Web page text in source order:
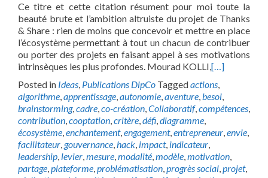
Ce titre et cette citation résument pour moi toute la
beauté brute et l’ambition altruiste du projet de Thanks
& Share : rien de moins que concevoir et mettre en place
l’écosystème permettant à tout un chacun de contribuer
ou porter des projets en faisant appel à ses motivations
intrinsèques les plus profondes. Mourad KOLLI,[…]
Posted in Ideas, Publications DipCo Taggedactions,
algorithme,apprentissage,autonomie,aventure,besoi,
brainstorming,cadre,co-création,Collaboratif,compétences,
contribution,cooptation,critère,défi,diagramme,
écosystème,enchantement,engagement,entrepreneur,envie,
facilitateur,gouvernance,hack, impact, indicateur,
leadership, levier,mesure,modalité,modèle,motivation,
partage,plateforme,problématisation,progrès social,projet,